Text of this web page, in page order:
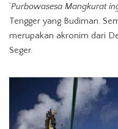
‘Purbowasesa Mangkurat
Tengger yang Budiman.
merupakan akronim dari
Seger.